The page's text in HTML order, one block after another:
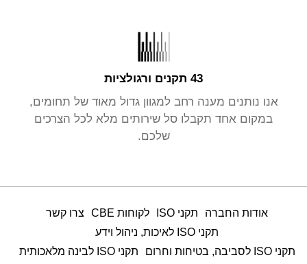
43 תקנים ורגולציות
אנו נותנים מענה רחב למגוון גדול מאוד של תחומים,
במקום אחד תקבלו סל שירותים מלא לכל הצרכים
שלכם.
אודות החברה תקני ISO לקוחות CBE
צרו קשר
תקני ISO לאיכות, ניהול וידע
תקני ISO לסביבה, בטיחות וחרום
תקני ISO לבינה מלאכותית